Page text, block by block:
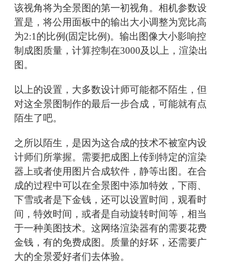
该视角将为全景图的第一初视角。相机参数设
置是，将公用面板中的输出大小调整为宽比高
为2:1的比例(固定比例)。输出图像大小影响控
制成图质量，计算控制在3000及以上，渲染出
图。
以上的设置，大多数设计师可能都不陌生，但
对这全景图制作的最后一步合成，可能就有点
陌生了吧。
之所以陌生，是因为这合成的技术不被室内设
计师们所掌握。需要把成图上传到特定的渲染
器上或者使用图片合成软件，静等出图。在合
成的过程中可以在全景图中添加特效，下雨、
下雪或者是下金钱，还可以设置时间，观看时
间，特效时间，或者是自动旋转时间等，相当
于一种美图技术。这网络渲染器有的需要花费
金钱，有的免费成图。质量的好坏，还需要广
大的全景爱好者们去体验。